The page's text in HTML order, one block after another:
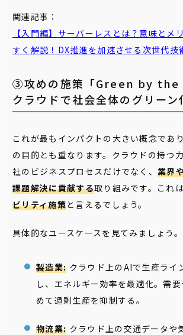
関連記事：
【入門編】 サーバーレス とは？意味とメ
すく解説！DX推進を加速させる次世代技
③攻めの施策「Green by the
クラウドで社会全体のグリーン
これが最もインパクトの大きい概念であ
の目的とも重なります。クラウドの持つ
社のビジネスプロセスだけでなく、業界
課題解決に貢献する取り組みです。これ
ビリティ施策と言えるでしょう。
具体的なユースケースを見てみましょう。
製造業: クラウド上のAIで生産ライ
し、エネルギー効率を最適化。需
めて過剰生産を抑制する。
物流業: クラウド上の交通データや